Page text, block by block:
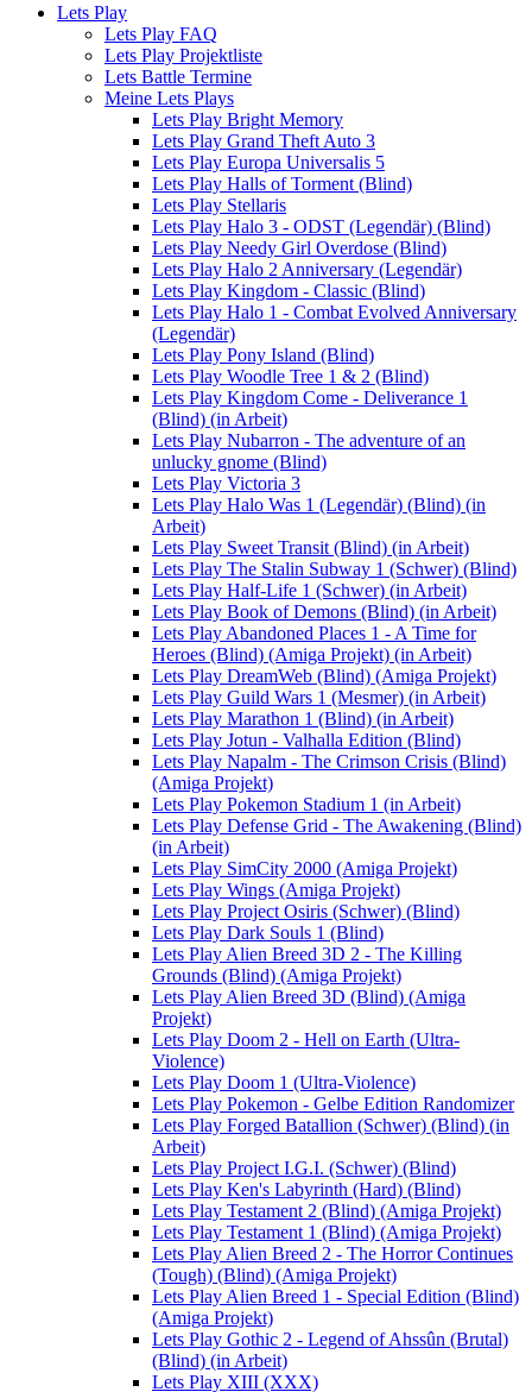
Lets Play
Lets Play FAQ
Lets Play Projektliste
Lets Battle Termine
Meine Lets Plays
Lets Play Bright Memory
Lets Play Grand Theft Auto 3
Lets Play Europa Universalis 5
Lets Play Halls of Torment (Blind)
Lets Play Stellaris
Lets Play Halo 3 - ODST (Legendär) (Blind)
Lets Play Needy Girl Overdose (Blind)
Lets Play Halo 2 Anniversary (Legendär)
Lets Play Kingdom - Classic (Blind)
Lets Play Halo 1 - Combat Evolved Anniversary
(Legendär)
Lets Play Pony Island (Blind)
Lets Play Woodle Tree 1 & 2 (Blind)
Lets Play Kingdom Come - Deliverance 1
(Blind) (in Arbeit)
Lets Play Nubarron - The adventure of an
unlucky gnome (Blind)
Lets Play Victoria 3
Lets Play Halo Was 1 (Legendär) (Blind) (in
Arbeit)
Lets Play Sweet Transit (Blind) (in Arbeit)
Lets Play The Stalin Subway 1 (Schwer) (Blind)
Lets Play Half-Life 1 (Schwer) (in Arbeit)
Lets Play Book of Demons (Blind) (in Arbeit)
Lets Play Abandoned Places 1 - A Time for
Heroes (Blind) (Amiga Projekt) (in Arbeit)
Lets Play DreamWeb (Blind) (Amiga Projekt)
Lets Play Guild Wars 1 (Mesmer) (in Arbeit)
Lets Play Marathon 1 (Blind) (in Arbeit)
Lets Play Jotun - Valhalla Edition (Blind)
Lets Play Napalm - The Crimson Crisis (Blind)
(Amiga Projekt)
Lets Play Pokemon Stadium 1 (in Arbeit)
Lets Play Defense Grid - The Awakening (Blind)
(in Arbeit)
Lets Play SimCity 2000 (Amiga Projekt)
Lets Play Wings (Amiga Projekt)
Lets Play Project Osiris (Schwer) (Blind)
Lets Play Dark Souls 1 (Blind)
Lets Play Alien Breed 3D 2 - The Killing
Grounds (Blind) (Amiga Projekt)
Lets Play Alien Breed 3D (Blind) (Amiga
Projekt)
Lets Play Doom 2 - Hell on Earth (Ultra-
Violence)
Lets Play Doom 1 (Ultra-Violence)
Lets Play Pokemon - Gelbe Edition Randomizer
Lets Play Forged Batallion (Schwer) (Blind) (in
Arbeit)
Lets Play Project I.G.I. (Schwer) (Blind)
Lets Play Ken's Labyrinth (Hard) (Blind)
Lets Play Testament 2 (Blind) (Amiga Projekt)
Lets Play Testament 1 (Blind) (Amiga Projekt)
Lets Play Alien Breed 2 - The Horror Continues
(Tough) (Blind) (Amiga Projekt)
Lets Play Alien Breed 1 - Special Edition (Blind)
(Amiga Projekt)
Lets Play Gothic 2 - Legend of Ahssûn (Brutal)
(Blind) (in Arbeit)
Lets Play XIII (XXX)